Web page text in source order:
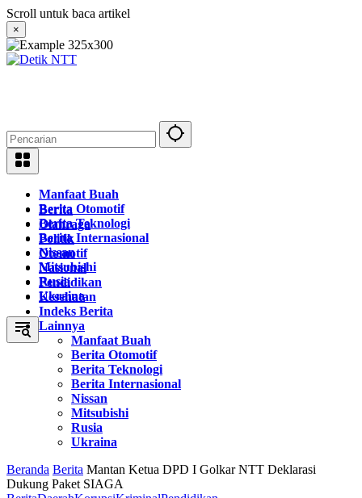
Langsung
ke
konten
Scroll untuk baca artikel
×
Manfaat Buah
Berita Otomotif
Berita Teknologi
Berita Internasional
Nissan
Mitsubishi
Rusia
Ukraina
Berita
Olahraga
Politik
Otomotif
Nasional
Pendidikan
Kesehatan
Indeks Berita
Lainnya
Manfaat Buah
Berita Otomotif
Berita Teknologi
Berita Internasional
Nissan
Mitsubishi
Rusia
Ukraina
Beranda Berita Mantan Ketua DPD I Golkar NTT Deklarasi
Dukung Paket SIAGA